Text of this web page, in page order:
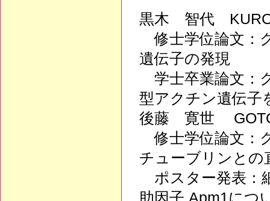
黒木 智代
修士学位論文：
遺伝子の発現
学士卒業論文：
型アクチン遺伝子
後藤 寛世
修士学位論文：
チューブリンとの
ポスター発表：
助因子 Apm1につ